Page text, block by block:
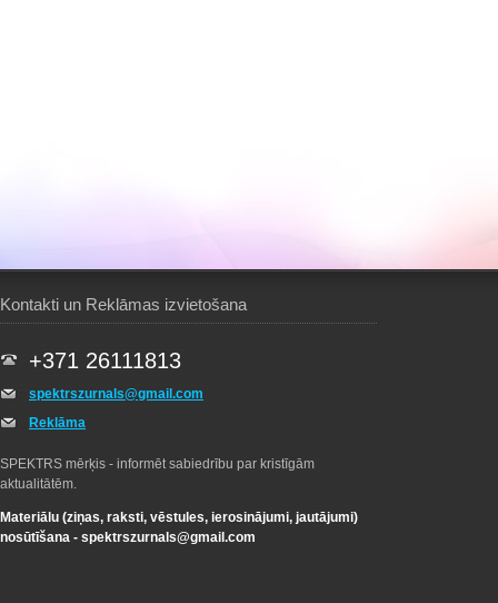
Kontakti un Reklāmas izvietošana
+371 26111813
spektrszurnals@gmail.com
Reklāma
SPEKTRS mērķis - informēt sabiedrību par kristīgām
aktualitātēm.
Materiālu (ziņas, raksti, vēstules, ierosinājumi, jautājumi)
nosūtīšana - spektrszurnals@gmail.com